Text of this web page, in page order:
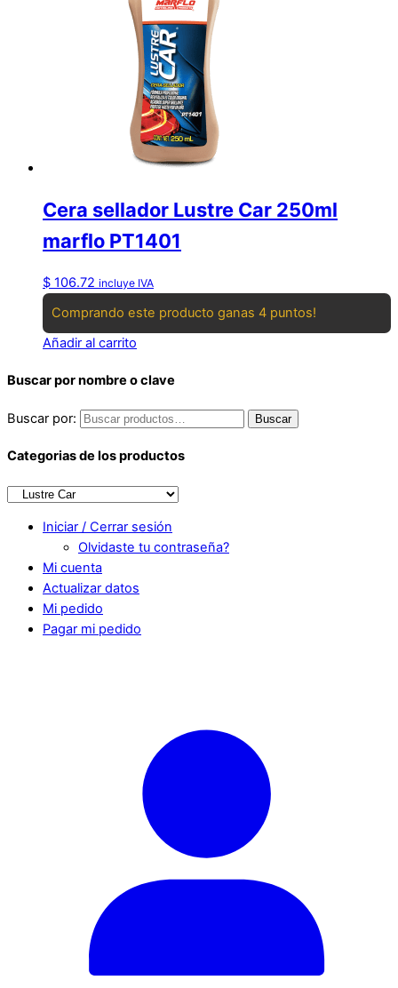
Cera sellador Lustre Car 250ml
marflo PT1401
$ 106.72 incluye IVA
Comprando este producto ganas 4 puntos!
Añadir al carrito
Buscar por nombre o clave
Buscar por: Buscar
Categorias de los productos
Iniciar / Cerrar sesión
Olvidaste tu contraseña?
Mi cuenta
Actualizar datos
Mi pedido
Pagar mi pedido